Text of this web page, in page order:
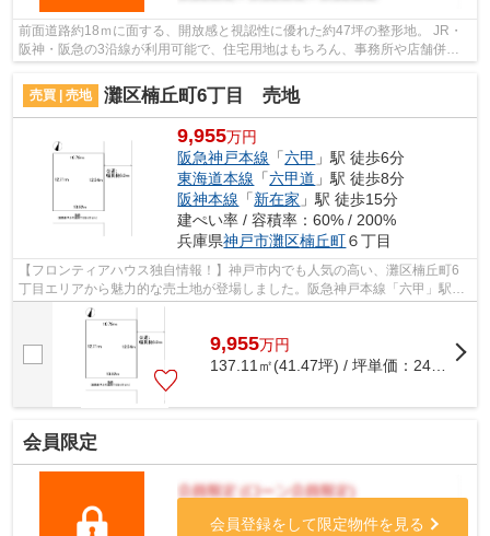
前面道路約18ｍに面する、開放感と視認性に優れた約47坪の整形地。 JR・
阪神・阪急の3沿線が利用可能で、住宅用地はもちろん、事務所や店舗併用
住宅にも検討可能な立地です。 現況更地...
売買 | 売地
灘区楠丘町6丁目 売地
9,955万円
阪急神戸本線 「六甲 」駅 徒歩6分
東海道本線 「六甲道 」駅 徒歩8分
阪神本線 「新在家 」駅 徒歩15分
建ぺい率 / 容積率：60% / 200%
兵庫県神戸市灘区楠丘町６丁目
【フロンティアハウス独自情報！】神戸市内でも人気の高い、灘区楠丘町6
丁目エリアから魅力的な売土地が登場しました。阪急神戸本線「六甲」駅か
ら徒歩わずか6分という好立地！
9,955万円
137.11㎡(41.47坪) / 坪単価：240.05
会員限定
会員登録をして限定物件を見る